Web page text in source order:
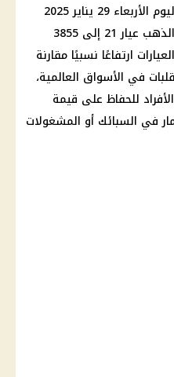
الأربعاء 29
يناير 2025
عيار 21
إلى 3855
ارتفاعًا نسبيًا مقارنة
في الأسواق العالمية،
الأفراد للحفاظ على قيمة
في السبائك أو المشغولات